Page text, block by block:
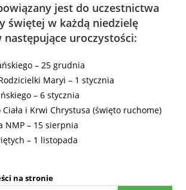
jest do uczestnictwa
świętej w każdą niedzielę
następujące uroczystości:
– 25 grudnia
Maryi – 1 stycznia
– 6 stycznia
i Krwi Chrystusa (święto ruchome)
NMP – 15 sierpnia
– 1 listopada
na stronie